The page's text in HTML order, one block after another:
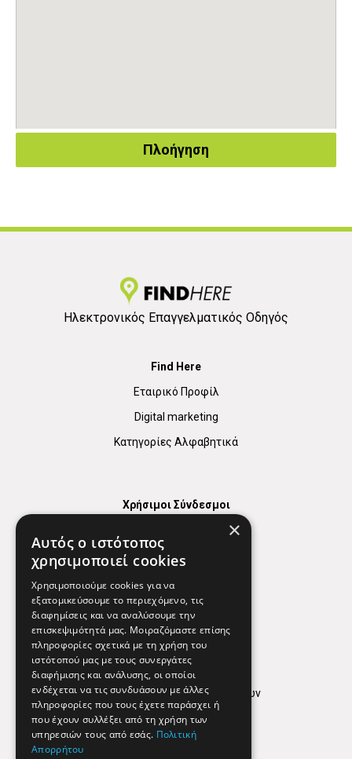
Πλοήγηση
Ηλεκτρονικός Επαγγελματικός Οδηγός
Find Here
Εταιρικό Προφίλ
Digital marketing
Κατηγορίες Αλφαβητικά
Χρήσιμοι Σύνδεσμοι
Χρήσιμα Τηλέφωνα
Εφημερεύοντα Φαρμακεία
Απόρρητο
Όροι Χρήσης
Πολιτική προστασίας δεδομένων
Findhere
×
Αυτός ο ιστότοπος
χρησιμοποιεί cookies
Χρησιμοποιούμε cookies για να
εξατομικεύσουμε το περιεχόμενο, τις
διαφημίσεις και να αναλύσουμε την
επισκεψιμότητά μας. Μοιραζόμαστε επίσης
πληροφορίες σχετικά με τη χρήση του
ιστότοπού μας με τους συνεργάτες
διαφήμισης και ανάλυσης, οι οποίοι
ενδέχεται να τις συνδυάσουν με άλλες
πληροφορίες που τους έχετε παράσχει ή
που έχουν συλλέξει από τη χρήση των
υπηρεσιών τους από εσάς. Πολιτική
Απορρήτου